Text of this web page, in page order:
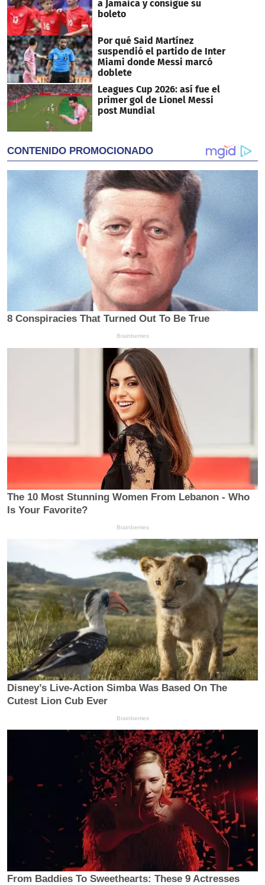
a Jamaica y consigue su
boleto
Por qué Said Martínez
suspendió el partido de Inter
Miami donde Messi marcó
doblete
Leagues Cup 2026: así fue el
primer gol de Lionel Messi
post Mundial